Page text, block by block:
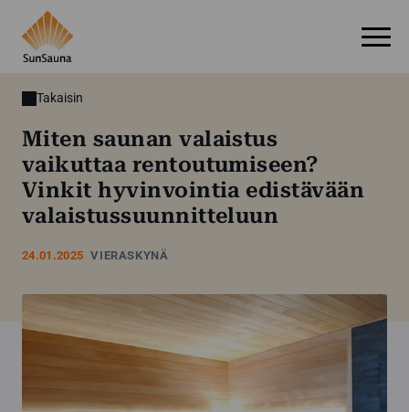
Takaisin
24.01.2025 VIERASKYNÄ
Miten saunan valaistus
vaikuttaa rentoutumiseen?
Vinkit hyvinvointia edistävään
valaistussuunnitteluun